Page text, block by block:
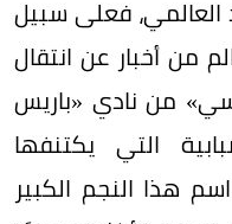
العالمي، فعلى سبيل
من أخبار عن انتقال
من نادي «باريس
التي يكتنفها
هذا النجم الكبير